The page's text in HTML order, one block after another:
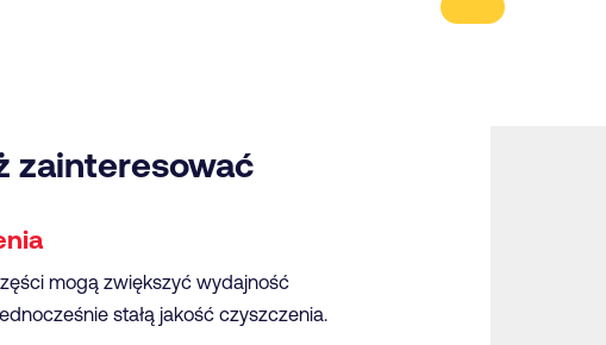
zainteresować
mogą zwiększyć wydajność
stałą jakość czyszczenia.